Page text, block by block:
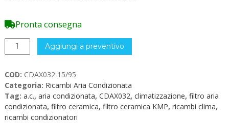
Pronta consegna
Filtro
deidratatore
AC
CDAX
032
15/95
quantità
Aggiungi a preventivo
COD: CDAX032 15/95
Categoria: Ricambi Aria Condizionata
Tag: a.c., aria condizionata, CDAX032, climatizzazione, filtro aria
condizionata, filtro ceramica, filtro ceramica KMP, ricambi clima,
ricambi condizionatori